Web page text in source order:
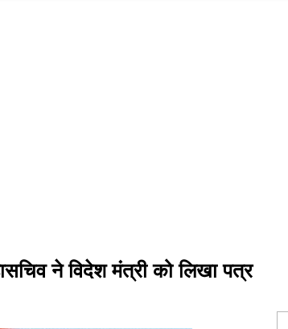
ने विदेश मंत्री को लिखा पत्र